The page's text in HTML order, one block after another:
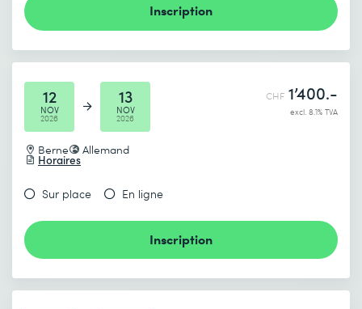
Inscription
12
NOV
2026
13
NOV
2026
Berne Allemand
Horaires
CHF 1’400.-
excl. 8.1% TVA
Sur place En ligne
Inscription